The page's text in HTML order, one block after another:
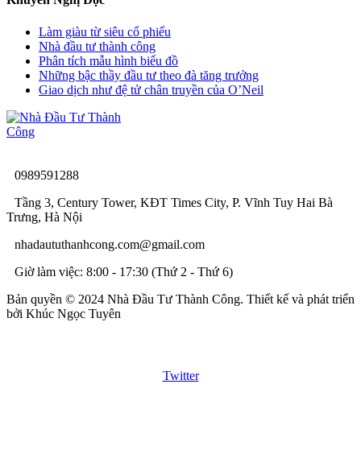
Làm giàu từ siêu cổ phiếu
Nhà đầu tư thành công
Phân tích mẫu hình biểu đồ
Những bậc thầy đầu tư theo đà tăng trưởng
Giao dịch như đệ tử chân truyền của O’Neil
0989591288
Tầng 3, Century Tower, KĐT Times City, P. Vĩnh Tuy Hai Bà
Trưng, Hà Nội
nhadaututhanhcong.com@gmail.com
Giờ làm việc: 8:00 - 17:30 (Thứ 2 - Thứ 6)
Bản quyền © 2024 Nhà Đầu Tư Thành Công. Thiết kế và phát triển
bởi Khúc Ngọc Tuyên
Twitter